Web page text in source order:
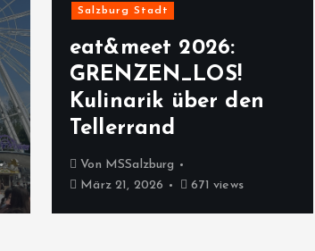
Salzburg Stadt
eat&meet 2026:
GRENZEN_LOS!
Kulinarik über den
Tellerrand
Von MSSalzburg
März 21, 2026
671 views